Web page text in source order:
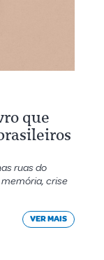
que
ruas do
crise
VER MAIS